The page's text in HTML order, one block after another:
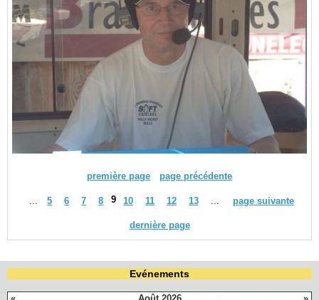
première page page précédente
5 6 7 8 9 10 11 12 13 page suivante
dernière page
Evénements